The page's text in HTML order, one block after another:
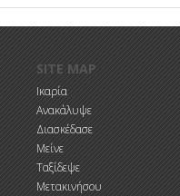
SITE MAP
Ικαρία
Ανακάλυψε
Διασκέδασε
Μείνε
Ταξίδεψε
Μετακινήσου